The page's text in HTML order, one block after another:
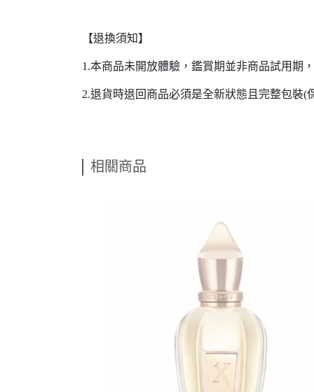
【退換須知】
1.本商品未開放體驗，鑑賞期並非商品試用期
2.退貨時退回商品必須是全新狀態且完整包裝
相關商品